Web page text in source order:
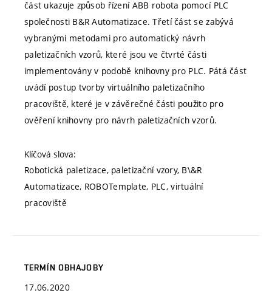
část ukazuje způsob řízení ABB robota pomocí PLC
společnosti B&R Automatizace. Třetí část se zabývá
vybranými metodami pro automatický návrh
paletizačních vzorů, které jsou ve čtvrté části
implementovány v podobě knihovny pro PLC. Pátá část
uvádí postup tvorby virtuálního paletizačního
pracoviště, které je v závěrečné části použito pro
ověření knihovny pro návrh paletizačních vzorů.
Klíčová slova:
Robotická paletizace, paletizační vzory, B\&R
Automatizace, ROBOTemplate, PLC, virtuální
pracoviště
TERMÍN OBHAJOBY
17.06.2020